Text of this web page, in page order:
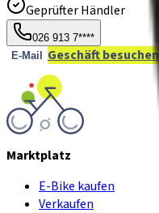
Geprüfter Händler
026 913 7****
E-Mail
Geschäft besuchen
Marktplatz
E-Bike kaufen
Verkaufen